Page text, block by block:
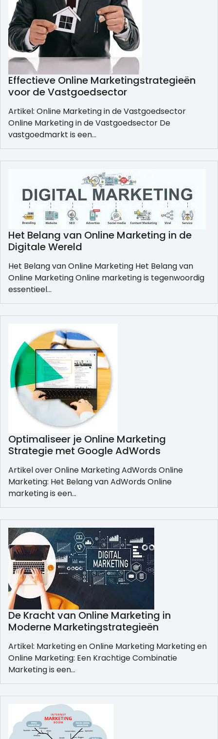
Effectieve Online Marketingstrategieën
voor de Vastgoedsector
Artikel: Online Marketing in de Vastgoedsector
Online Marketing in de Vastgoedsector De
vastgoedmarkt is een…
Het Belang van Online Marketing in de
Digitale Wereld
Het Belang van Online Marketing Het Belang van
Online Marketing Online marketing is tegenwoordig
essentieel…
Optimaliseer je Online Marketing
Strategie met Google AdWords
Artikel over Online Marketing AdWords Online
Marketing: Het Belang van AdWords Online
marketing is een…
De Kracht van Online Marketing in
Moderne Marketingstrategieën
Artikel: Marketing en Online Marketing Marketing en
Online Marketing: Een Krachtige Combinatie
Marketing is een…